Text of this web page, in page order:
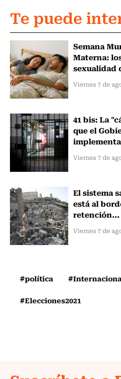
Te puede
Semana
Materna:
sexualidad
Viernes 7 de
41 bis: La
que el
Viernes 7 de
El sistema
está al
retención...
Viernes 7 de
#política
#Elecciones2021